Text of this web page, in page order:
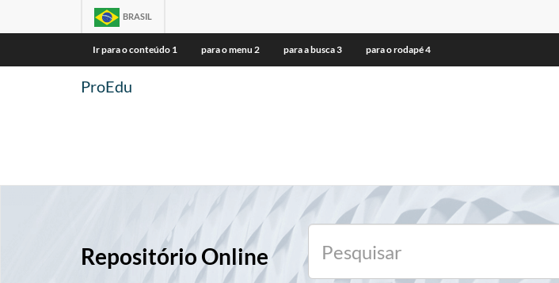
BRASIL
Ir para o conteúdo 1 para o menu 2 para a busca3 para o rodapé4
ProEdu
Repositório Online